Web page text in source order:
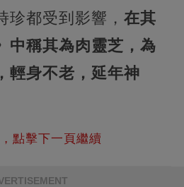
珍都受到影響， 在其
中稱其為肉靈芝，為
輕身不老，延年神
點擊下一頁繼續